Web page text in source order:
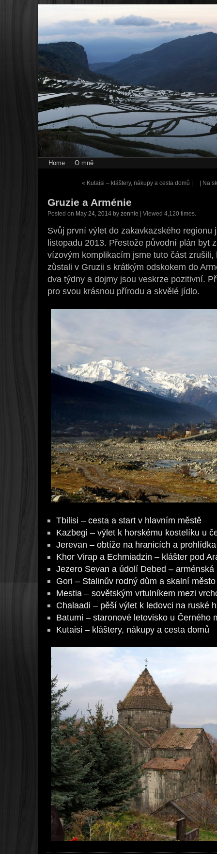
Home O mně
« Kutaisi – kláštery, nákupy a cesta domů | | Na
Gruzie a Arménie
Posted on May 24, 2014 by zennie | Viewed 4,120 times.
Svůj první výlet do zakavkazského regionu
listopadu 2013. Přestože původní plán byt
vízovým komplikacím jsme tuto část
zůstali v Gruzii s krátkým odskokem do
dva týdny a dojmy jsou veskrze pozitivní.
pro svou krásnou přírodu a skvělé jídlo.
Tbilisi – cesta a start v hlavním městě
Kazbegi – výlet k horskému kostelíku u
Jerevan – obtíže na hranicích a
Khor Virap a Echmiadzin – klášter pod
Jezero Sevan a údolí Debed –
Gori – Stalinův rodný dům a skalní
Mestia – sovětským vrtulníkem mezi
Chalaadi – pěší výlet k ledovci na ruské
Batumi – staronové letovisko u Černého
Kutaisi – kláštery, nákupy a cesta domů